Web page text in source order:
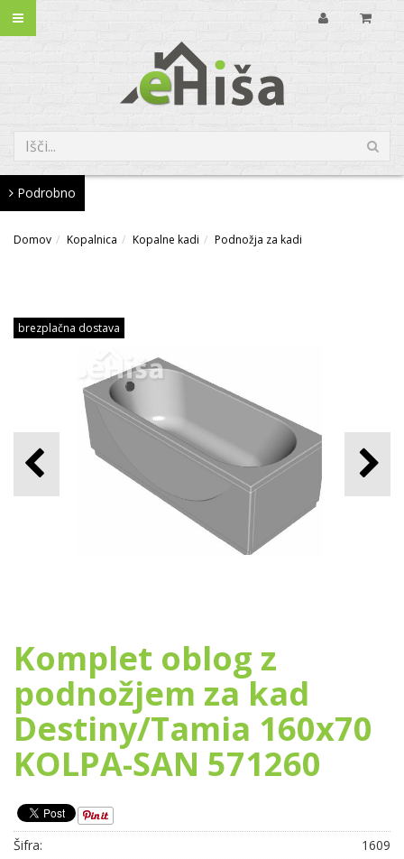
Podrobno
Domov Kopalnica Kopalne kadi Podnožja za kadi
brezplačna dostava
Komplet oblog z
podnožjem za kad
Destiny/Tamia 160x70
KOLPA-SAN 571260
Šifra:
1609